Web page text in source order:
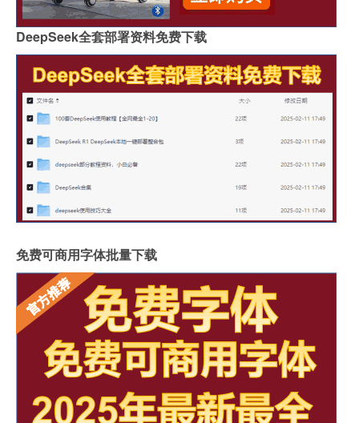
DeepSeek全套部署资料免费下载
免费可商用字体批量下载